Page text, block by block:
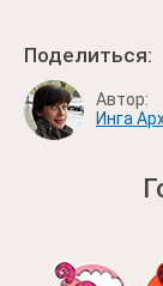
Поделиться:
Автор:
Инга